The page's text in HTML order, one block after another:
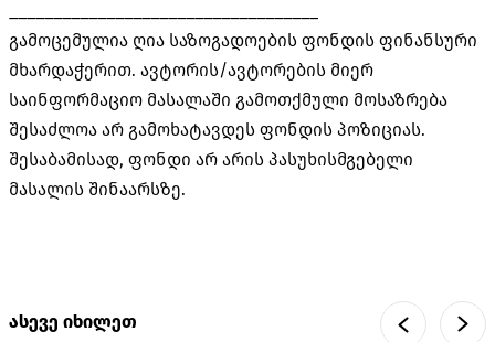
გამოცემულია ღია საზოგადოების ფონდის ფინანსური
მხარდაჭერით. ავტორის/ავტორების მიერ
საინფორმაციო მასალაში გამოთქმული მოსაზრება
შესაძლოა არ გამოხატავდეს ფონდის პოზიციას.
შესაბამისად, ფონდი არ არის პასუხისმგებელი
მასალის შინაარსზე.
ასევე იხილეთ